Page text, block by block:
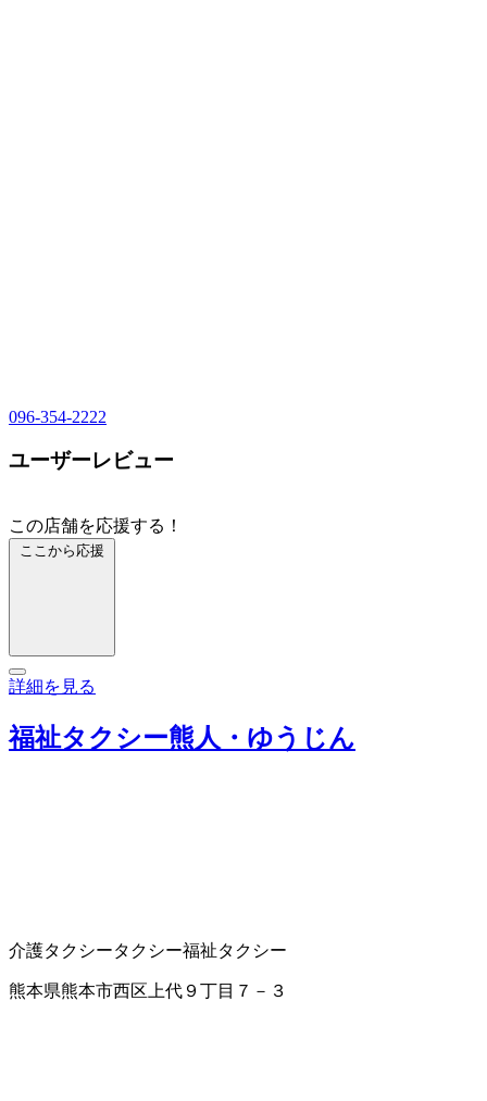
096-354-2222
ユーザーレビュー
この店舗を応援する！
ここから応援
詳細を見る
福祉タクシー熊人・ゆうじん
介護タクシータクシー福祉タクシー
熊本県熊本市西区上代９丁目７－３